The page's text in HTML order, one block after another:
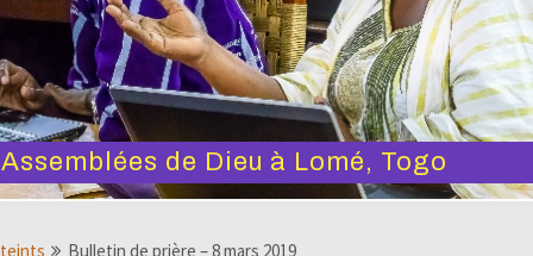
de Dieu à Lomé, Togo
Bulletin de prière – 8 mars 2019